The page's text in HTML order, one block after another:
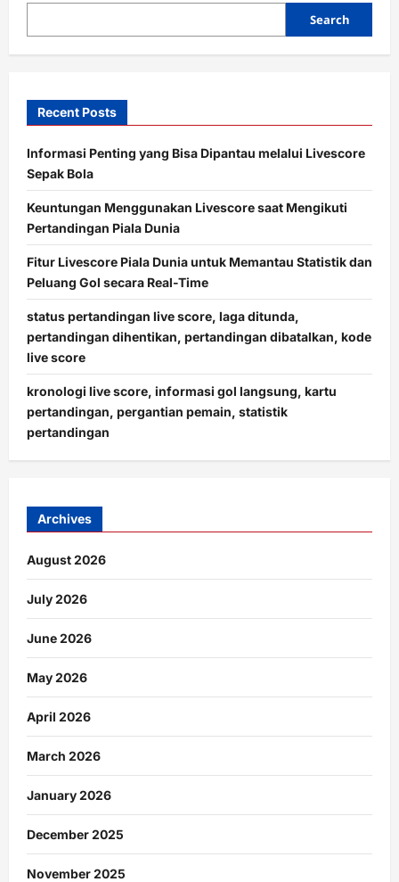
Search
Recent Posts
Informasi Penting yang Bisa Dipantau melalui Livescore
Sepak Bola
Keuntungan Menggunakan Livescore saat Mengikuti
Pertandingan Piala Dunia
Fitur Livescore Piala Dunia untuk Memantau Statistik dan
Peluang Gol secara Real-Time
status pertandingan live score, laga ditunda,
pertandingan dihentikan, pertandingan dibatalkan, kode
live score
kronologi live score, informasi gol langsung, kartu
pertandingan, pergantian pemain, statistik
pertandingan
Archives
August 2026
July 2026
June 2026
May 2026
April 2026
March 2026
January 2026
December 2025
November 2025